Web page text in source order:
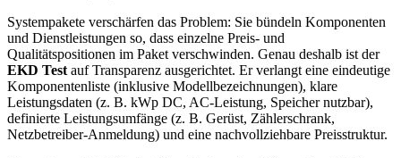
Systempakete verschärfen das Problem: Sie bündeln Komponenten
und Dienstleistungen so, dass einzelne Preis- und
Qualitätspositionen im Paket verschwinden. Genau deshalb ist der
EKD Test auf Transparenz ausgerichtet. Er verlangt eine eindeutige
Komponentenliste (inklusive Modellbezeichnungen), klare
Leistungsdaten (z. B. kWp DC, AC-Leistung, Speicher nutzbar),
definierte Leistungsumfänge (z. B. Gerüst, Zählerschrank,
Netzbetreiber-Anmeldung) und eine nachvollziehbare Preisstruktur.